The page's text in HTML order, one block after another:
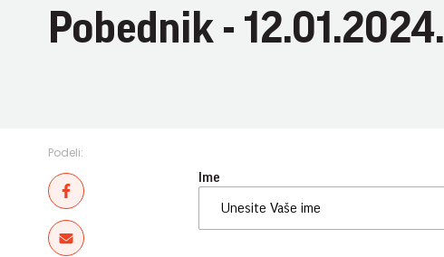
Pobednik - 12.01.2024.
Podeli:
Ime